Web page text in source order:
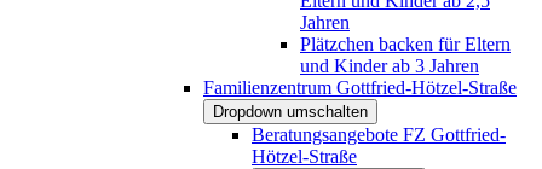
Jahren
Plätzchen backen für Eltern
und Kinder ab 3 Jahren
Familienzentrum Gottfried-Hötzel-Straße
Dropdown umschalten
Beratungsangebote FZ Gottfried-
Hötzel-Straße